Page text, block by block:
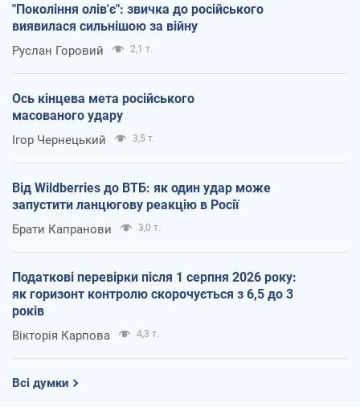
"Покоління олів'є": звичка до російського
виявилася сильнішою за війну
Руслан Горовий 2,1 т.
Ось кінцева мета російського
масованого удару
Ігор Чернецький 3,5 т.
Від Wildberries до ВТБ: як один удар може
запустити ланцюгову реакцію в Росії
Брати Капранови 3,0 т.
Податкові перевірки після 1 серпня 2026 року:
як горизонт контролю скорочується з 6,5 до 3
років
Вікторія Карпова 4,3 т.
Всі думки